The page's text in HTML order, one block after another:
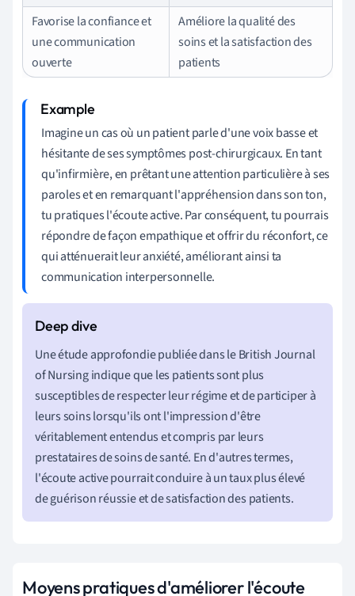
Favorise la confiance et
une communication
ouverte
Améliore la qualité des
soins et la satisfaction des
patients
Imagine un cas où un patient parle d'une voix basse et
hésitante de ses symptômes post-chirurgicaux. En tant
qu'infirmière, en prêtant une attention particulière à ses
paroles et en remarquant l'appréhension dans son ton,
tu pratiques l'écoute active. Par conséquent, tu pourrais
répondre de façon empathique et offrir du réconfort, ce
qui atténuerait leur anxiété, améliorant ainsi ta
communication interpersonnelle.
Une étude approfondie publiée dans le British Journal
of Nursing indique que les patients sont plus
susceptibles de respecter leur régime et de participer à
leurs soins lorsqu'ils ont l'impression d'être
véritablement entendus et compris par leurs
prestataires de soins de santé. En d'autres termes,
l'écoute active pourrait conduire à un taux plus élevé
de guérison réussie et de satisfaction des patients.
Moyens pratiques d'améliorer l'écoute